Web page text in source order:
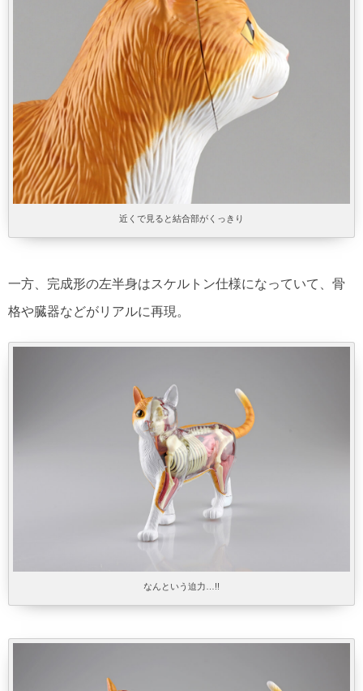
近くで見ると結合部がくっきり
一方、完成形の左半身はスケルトン仕様になっていて、骨
格や臓器などがリアルに再現。
なんという迫力…!!